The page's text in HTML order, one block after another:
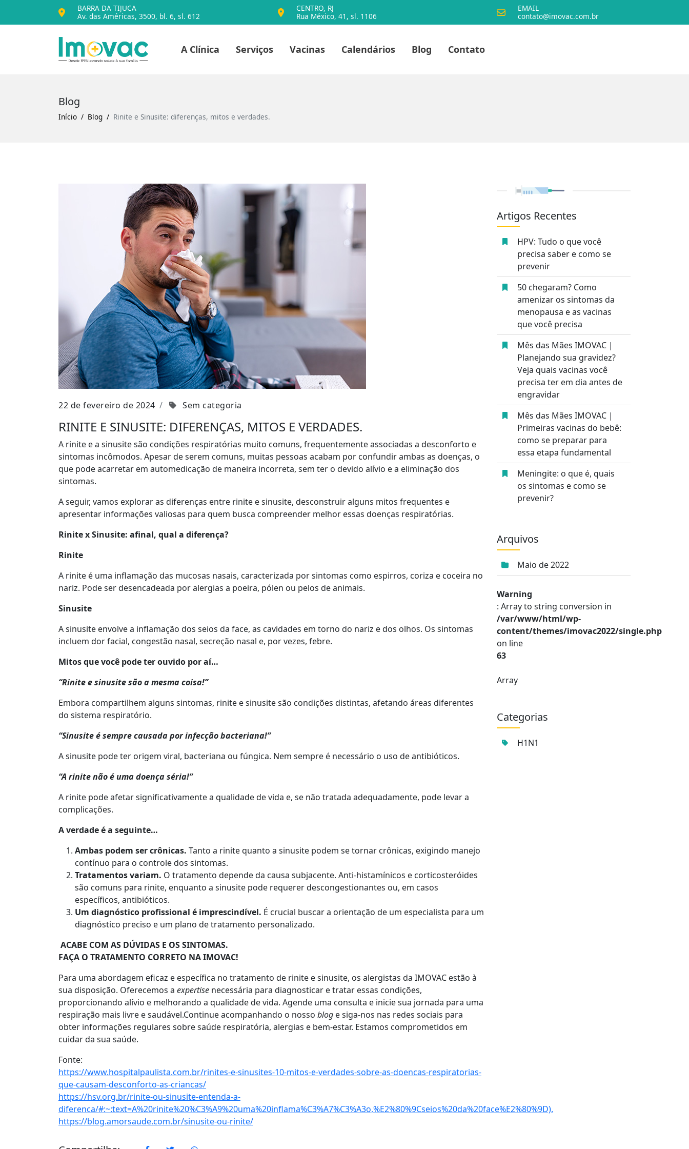
BARRA DA TIJUCA
Av. das Américas, 3500, bl. 6, sl. 612
CENTRO, RJ
Rua México, 41, sl. 1106
EMAIL
contato@imovac.com.br
Voltar para o início
A Clínica Serviços Vacinas Calendários Blog Contato
Blog
Início Blog Rinite e Sinusite: diferenças, mitos e verdades.
22 de fevereiro de 2024 Sem categoria
RINITE E SINUSITE: DIFERENÇAS, MITOS E VERDADES.
A rinite e a sinusite são condições respiratórias muito comuns, frequentemente associadas a desconforto e
sintomas incômodos. Apesar de serem comuns, muitas pessoas acabam por confundir ambas as doenças, o
que pode acarretar em automedicação de maneira incorreta, sem ter o devido alívio e a eliminação dos
sintomas.
A seguir, vamos explorar as diferenças entre rinite e sinusite, desconstruir alguns mitos frequentes e
apresentar informações valiosas para quem busca compreender melhor essas doenças respiratórias.
RinitexSinusite: afinal, qual a diferença?
Rinite
A rinite é uma inflamação das mucosas nasais, caracterizada por sintomas como espirros, coriza e coceira no
nariz. Pode ser desencadeada por alergias a poeira, pólen ou pelos de animais.
Sinusite
A sinusite envolve a inflamação dos seios da face, as cavidades em torno do nariz e dos olhos. Os sintomas
incluem dor facial, congestão nasal, secreção nasal e, por vezes, febre.
Mitos que você pode ter ouvido por aí…
“Rinite e sinusite são a mesma coisa!”
Embora compartilhem alguns sintomas, rinite e sinusite são condições distintas, afetando áreas diferentes
do sistema respiratório.
“Sinusite é sempre causada por infecção bacteriana!”
A sinusite pode ter origem viral, bacteriana ou fúngica. Nem sempre é necessário o uso de antibióticos.
“A rinite não é uma doença séria!”
A rinite pode afetar significativamente a qualidade de vida e, se não tratada adequadamente, pode levar a
complicações.
A verdade é a seguinte…
Ambas podem ser crônicas. Tanto a rinite quanto a sinusite podem se tornar crônicas, exigindo manejo
contínuo para o controle dos sintomas.
Tratamentos variam. O tratamento depende da causa subjacente. Anti-histamínicos e corticosteróides
são comuns para rinite, enquanto a sinusite pode requerer descongestionantes ou, em casos
específicos, antibióticos.
Um diagnóstico profissional é imprescindível. É crucial buscar a orientação de um especialista para um
diagnóstico preciso e um plano de tratamento personalizado.
ACABE COM AS DÚVIDAS E OS SINTOMAS.
FAÇA O TRATAMENTO CORRETO NA IMOVAC!
Para uma abordagem eficaz e específica no tratamento de rinite e sinusite, os alergistas da IMOVAC estão à
sua disposição. Oferecemos a expertise necessária para diagnosticar e tratar essas condições,
proporcionando alívio e melhorando a qualidade de vida. Agende uma consulta e inicie sua jornada para uma
respiração mais livre e saudável.Continue acompanhando o nosso blog e siga-nos nas redes sociais para
obter informações regulares sobre saúde respiratória, alergias e bem-estar. Estamos comprometidos em
cuidar da sua saúde.
Fonte:
https://www.hospitalpaulista.com.br/rinites-e-sinusites-10-mitos-e-verdades-sobre-as-doencas-respiratorias-
que-causam-desconforto-as-criancas/
https://hsv.org.br/rinite-ou-sinusite-entenda-a-
diferenca/#:~:text=A%20rinite%20%C3%A9%20uma%20inflama%C3%A7%C3%A3o,%E2%80%9Cseios%20da%20face%E2%80%9D).
https://blog.amorsaude.com.br/sinusite-ou-rinite/
Artigos Recentes
HPV: Tudo o que você
precisa saber e como se
prevenir
50 chegaram? Como
amenizar os sintomas da
menopausa e as vacinas
que você precisa
Mês das Mães IMOVAC |
Planejando sua gravidez?
Veja quais vacinas você
precisa ter em dia antes de
engravidar
Mês das Mães IMOVAC |
Primeiras vacinas do bebê:
como se preparar para
essa etapa fundamental
Meningite: o que é, quais
os sintomas e como se
prevenir?
Arquivos
Maio de 2022
Warning
: Array to string conversion in
/var/www/html/wp-
content/themes/imovac2022/single.php
on line
63
Array
Categorias
H1N1